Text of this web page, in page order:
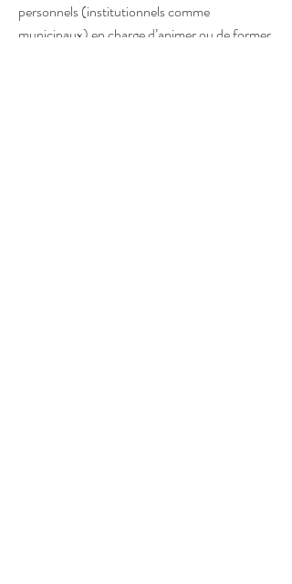
personnels (institutionnels comme
municipaux) en charge d’animer ou de former